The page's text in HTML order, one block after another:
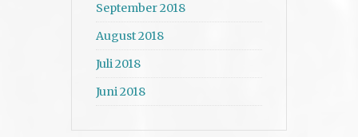
September 2018
August 2018
Juli 2018
Juni 2018